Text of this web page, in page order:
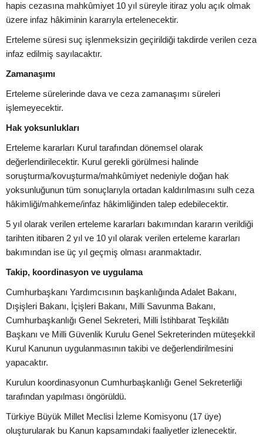
hapis cezasına mahkûmiyet 10 yıl süreyle itiraz yolu açık olmak
üzere infaz hâkiminin kararıyla ertelenecektir.
Erteleme süresi suç işlenmeksizin geçirildiği takdirde verilen ceza
infaz edilmiş sayılacaktır.
Zamanaşımı
Erteleme sürelerinde dava ve ceza zamanaşımı süreleri
işlemeyecektir.
Hak yoksunlukları
Erteleme kararları Kurul tarafından dönemsel olarak
değerlendirilecektir. Kurul gerekli görülmesi halinde
soruşturma/kovuşturma/mahkûmiyet nedeniyle doğan hak
yoksunluğunun tüm sonuçlarıyla ortadan kaldırılmasını sulh ceza
hâkimliği/mahkeme/infaz hâkimliğinden talep edebilecektir.
5 yıl olarak verilen erteleme kararları bakımından kararın verildiği
tarihten itibaren 2 yıl ve 10 yıl olarak verilen erteleme kararları
bakımından ise üç yıl geçmiş olması aranmaktadır.
Takip, koordinasyon ve uygulama
Cumhurbaşkanı Yardımcısının başkanlığında Adalet Bakanı,
Dışişleri Bakanı, İçişleri Bakanı, Milli Savunma Bakanı,
Cumhurbaşkanlığı Genel Sekreteri, Milli İstihbarat Teşkilâtı
Başkanı ve Milli Güvenlik Kurulu Genel Sekreterinden müteşekkil
Kurul Kanunun uygulanmasının takibi ve değerlendirilmesini
yapacaktır.
Kurulun koordinasyonun Cumhurbaşkanlığı Genel Sekreterliği
tarafından yapılması öngörüldü.
Türkiye Büyük Millet Meclisi İzleme Komisyonu (17 üye)
oluşturularak bu Kanun kapsamındaki faaliyetler izlenecektir.